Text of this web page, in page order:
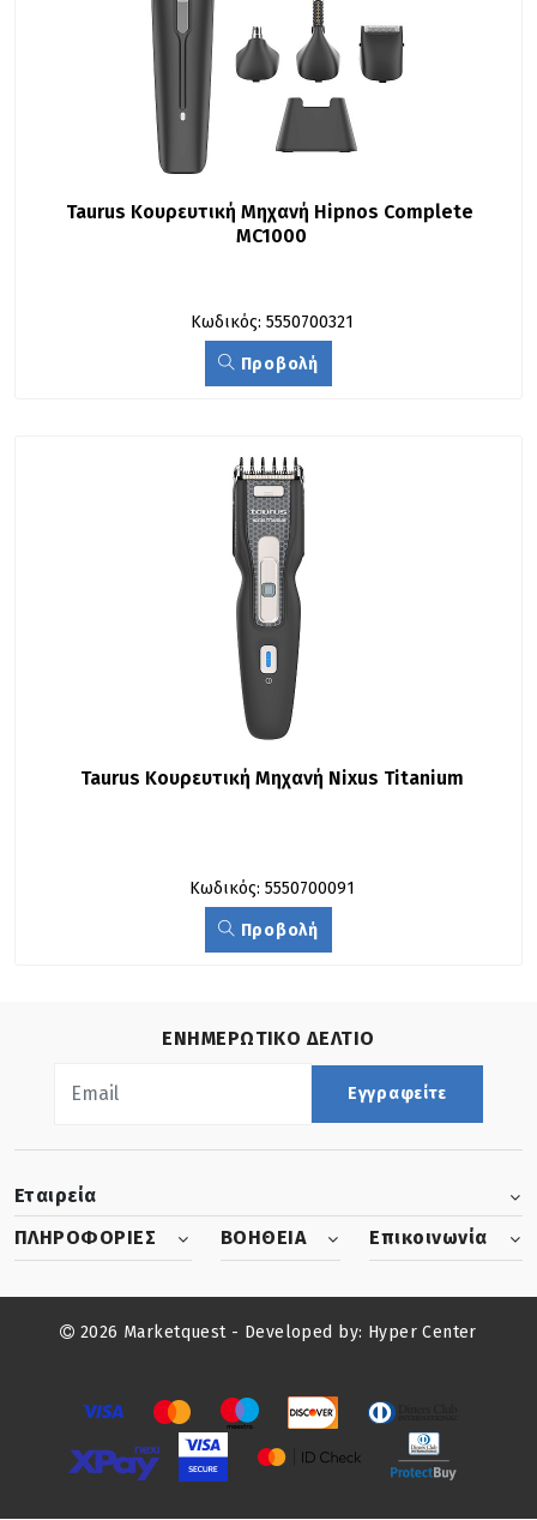
Taurus Κουρευτική Μηχανή Hipnos Complete
MC1000
Κωδικός: 5550700321
Προβολή
Taurus Κουρευτική Μηχανή Nixus Titanium
Κωδικός: 5550700091
Προβολή
ΕΝΗΜΕΡΩΤΙΚΟ ΔΕΛΤΙΟ
Εγγραφείτε
Εταιρεία
ΠΛΗΡΟΦΟΡΙΕΣ
ΒΟΗΘΕΙΑ Επικοινωνία
2026 Marketquest - Developed by: Hyper Center